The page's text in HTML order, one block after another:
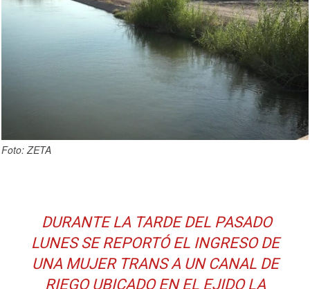
Foto: ZETA
DURANTE LA TARDE DEL PASADO
LUNES SE REPORTÓ EL INGRESO DE
UNA MUJER TRANS A UN CANAL DE
RIEGO UBICADO EN EL EJIDO LA